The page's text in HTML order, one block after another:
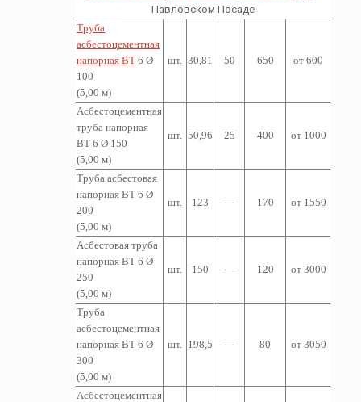
Павловском Посаде
Труба
асбестоцементная
напорная ВТ 6 Ø
100
(5,00 м)
шт. 30,81 50 650 от 600
Асбестоцементная
труба напорная
ВТ 6 Ø 150
(5,00 м)
шт. 50,96 25 400 от 1000
Труба асбестовая
напорная ВТ 6 Ø
200
(5,00 м)
шт. 123 — 170 от 1550
Асбестовая труба
напорная ВТ 6 Ø
250
(5,00 м)
шт. 150 — 120 от 3000
Труба
асбестоцементная
напорная ВТ 6 Ø
300
(5,00 м)
шт. 198,5 — 80 от 3050
Асбестоцементная